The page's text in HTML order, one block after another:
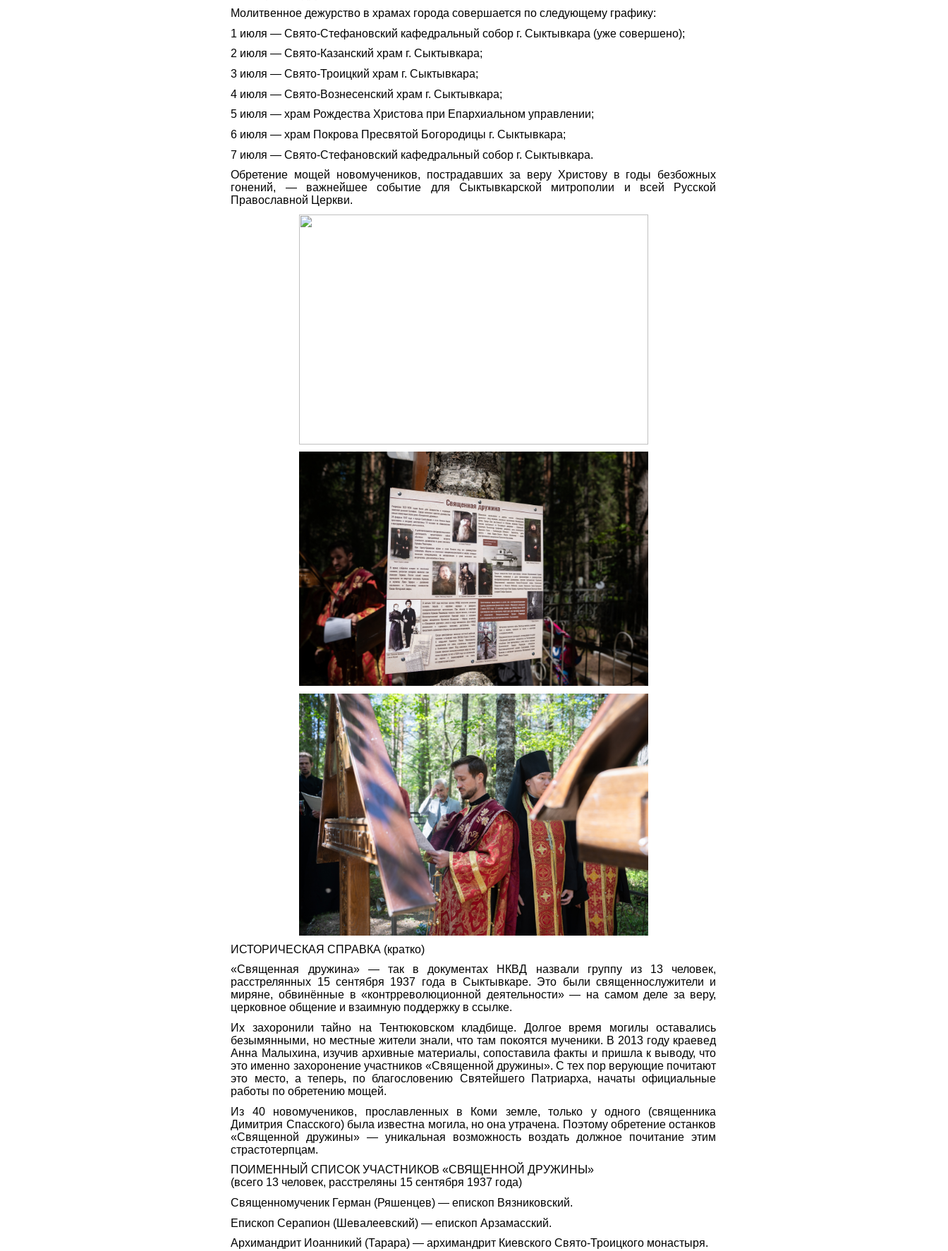
Молитвенное дежурство в храмах города совершается по следующему графику:
1 июля — Свято-Стефановский кафедральный собор г. Сыктывкара (уже совершено);
2 июля — Свято-Казанский храм г. Сыктывкара;
3 июля — Свято-Троицкий храм г. Сыктывкара;
4 июля — Свято-Вознесенский храм г. Сыктывкара;
5 июля — храм Рождества Христова при Епархиальном управлении;
6 июля — храм Покрова Пресвятой Богородицы г. Сыктывкара;
7 июля — Свято-Стефановский кафедральный собор г. Сыктывкара.
Обретение мощей новомучеников, пострадавших за веру Христову в годы безбожных
гонений, — важнейшее событие для Сыктывкарской митрополии и всей Русской
Православной Церкви.
ИСТОРИЧЕСКАЯ СПРАВКА (кратко)
«Священная дружина» — так в документах НКВД назвали группу из 13 человек,
расстрелянных 15 сентября 1937 года в Сыктывкаре. Это были священнослужители и
миряне, обвинённые в «контрреволюционной деятельности» — на самом деле за веру,
церковное общение и взаимную поддержку в ссылке.
Их захоронили тайно на Тентюковском кладбище. Долгое время могилы оставались
безымянными, но местные жители знали, что там покоятся мученики. В 2013 году краевед
Анна Малыхина, изучив архивные материалы, сопоставила факты и пришла к выводу, что
это именно захоронение участников «Священной дружины». С тех пор верующие почитают
это место, а теперь, по благословению Святейшего Патриарха, начаты официальные
работы по обретению мощей.
Из 40 новомучеников, прославленных в Коми земле, только у одного (священника
Димитрия Спасского) была известна могила, но она утрачена. Поэтому обретение останков
«Священной дружины» — уникальная возможность воздать должное почитание этим
страстотерпцам.
ПОИМЕННЫЙ СПИСОК УЧАСТНИКОВ «СВЯЩЕННОЙ ДРУЖИНЫ»
(всего 13 человек, расстреляны 15 сентября 1937 года)
Священномученик Герман (Ряшенцев) — епископ Вязниковский.
Епископ Серапион (Шевалеевский) — епископ Арзамасский.
Архимандрит Иоанникий (Тарара) — архимандрит Киевского Свято-Троицкого монастыря.